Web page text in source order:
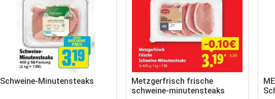
Schweine-Minutensteaks
Metzgerfrisch frische
schweine-minutensteaks